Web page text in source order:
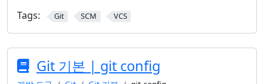
Tags: Git SCM VCS
Git 기본 | git config